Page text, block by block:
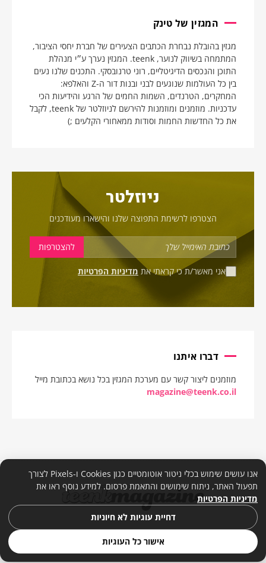
המגזין של טינק
מגזין בהובלת נבחרת הכתבים הצעירים של חברת יחסי הציבור,
המתמחה בשיווק לנוער, teenk. המגזין נערך ע״י מנהלת
התוכן והנכסים הדיגיטליים, רוני טרנובסקי. התכנים שלנו נעים
בין כל העולמות שנוגעים לבני ובנות דור ה-Z והאלפא:
המחקרים, הטרנדים, השמות החמים של הרגע והידיעות הכי
עדכניות. מוזמנים ומוזמנות להירשם לניוזלטר של teenk, לקבל
את כל החדשות החמות וסודות ממאחורי הקלעים ;)
ניוזלטר
הצטרפו לרשימת התפוצה שלנו והישארו מעודכנים
אני מאשר/ת כי קראתי את מדיניות הפרטיות
דברו איתנו
מוזמנים ליצור קשר עם מערכת המגזין בכל נושא בכתובת מייל
magazine@teenk.co.il
מדיניות פרטיות
אנו עושים שימוש בכלי ניטור אוטומטיים כגון Cookies ו-Pixels לצורך
תפעול האתר, ניתוח שימושים והתאמת פרסום. למידע נוסף ראו את
מדיניות הפרטיות
דחיית עוגיות לא חיוניות
אישור כל העוגיות